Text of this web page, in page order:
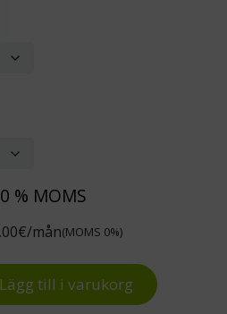
0 % MOMS
€/mån(MOMS 0%)
90/110-4 mängd
Lägg till i varukorg